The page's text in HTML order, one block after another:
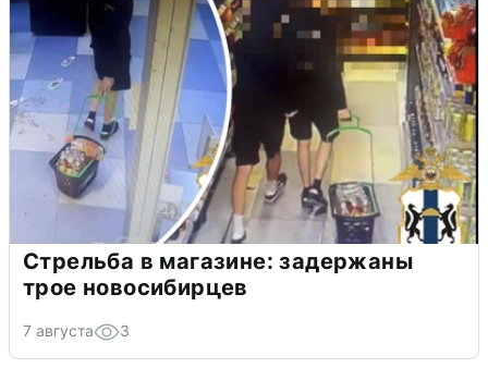
Стрельба в магазине: задержаны
трое новосибирцев
7 августа 3